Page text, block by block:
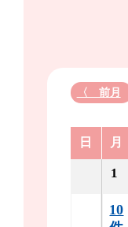
〈 前月
日 月
1
10